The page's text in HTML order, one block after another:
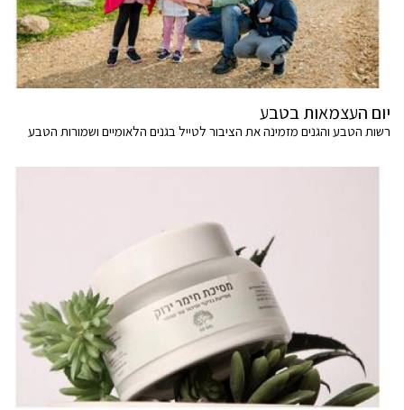
יום העצמאות בטבע
רשות הטבע והגנים מזמינה את הציבור לטייל בגנים הלאומיים ושמורות הטבע